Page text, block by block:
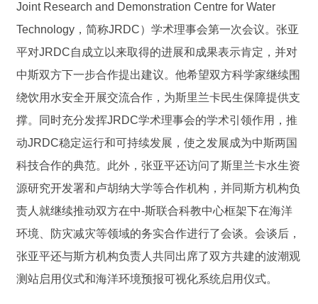
Joint Research and Demonstration Centre for Water
Technology，简称JRDC）学术理事会第一次会议。张亚
平对JRDC自成立以来取得的进展和成果表示肯定，并对
中斯双方下一步合作提出建议。他希望双方科学家继续围
绕饮用水安全开展交流合作，为斯里兰卡民生保障提供支
撑。同时充分发挥JRDC学术理事会的学术引领作用，推
动JRDC稳定运行和可持续发展，使之发展成为中斯两国
科技合作的典范。此外，张亚平还访问了斯里兰卡水生资
源研究开发署和卢胡纳大学等合作机构，并同斯方机构负
责人就继续推动双方在中-斯联合科教中心框架下在海洋
环境、防灾减灾等领域的务实合作进行了会谈。会谈后，
张亚平还与斯方机构负责人共同出席了双方共建的波潮观
测站启用仪式和海洋环境预报可视化系统启用仪式。